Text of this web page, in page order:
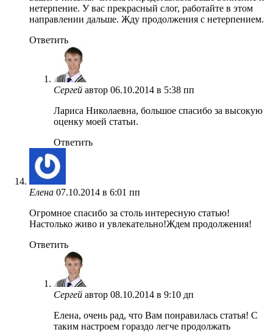
нетерпение. У вас прекрасный слог, работайте в этом
направлении дальше. Жду продолжения с нетерпением.
Ответить
Сергей автор 06.10.2014 в 5:38 пп
Лариса Николаевна, большое спасибо за высокую
оценку моей статьи.
Ответить
Елена 07.10.2014 в 6:01 пп
Огромное спасибо за столь интересную статью!
Настолько живо и увлекательно!Ждем продолжения!
Ответить
Сергей автор 08.10.2014 в 9:10 дп
Елена, очень рад, что Вам понравилась статья! С
таким настроем гораздо легче продолжать